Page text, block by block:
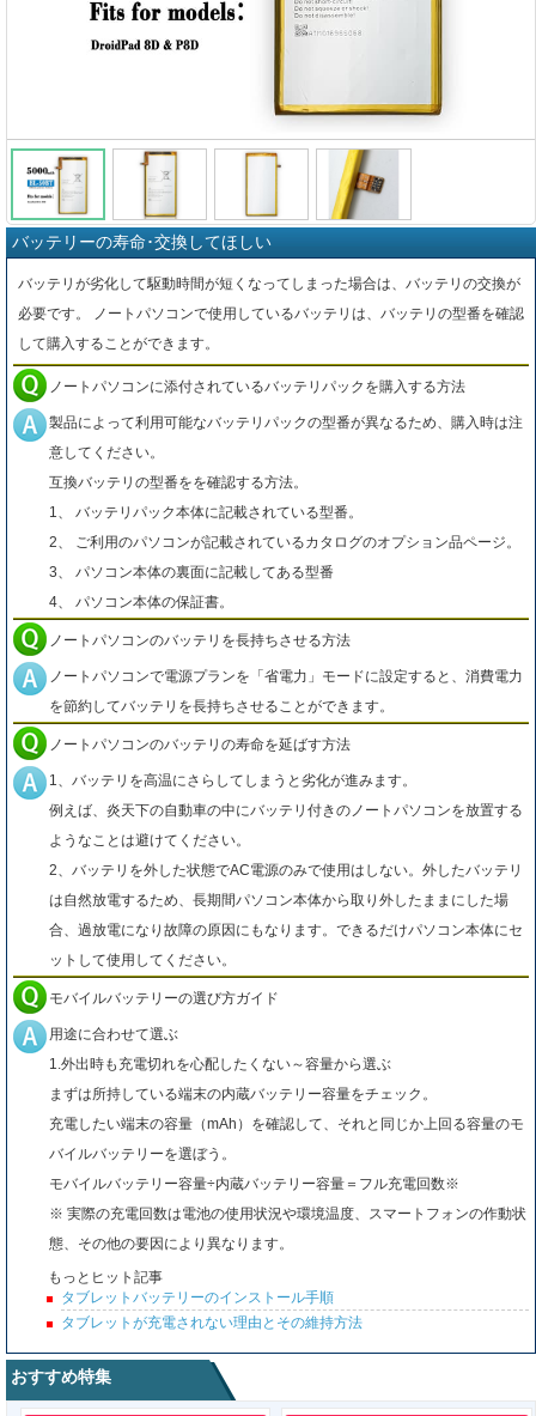
バッテリーの寿命･交換してほしい
バッテリが劣化して駆動時間が短くなってしまった場合は、バッテリの交換が
必要です。 ノートパソコンで使用しているバッテリは、バッテリの型番を確認
して購入することができます。
ノートパソコンに添付されているバッテリパックを購入する方法
製品によって利用可能なバッテリパックの型番が異なるため、購入時は注
意してください。
互換バッテリの型番をを確認する方法。
1、 バッテリパック本体に記載されている型番。
2、 ご利用のパソコンが記載されているカタログのオプション品ページ。
3、 パソコン本体の裏面に記載してある型番
4、 パソコン本体の保証書。
ノートパソコンのバッテリを長持ちさせる方法
ノートパソコンで電源プランを「省電力」モードに設定すると、消費電力
を節約してバッテリを長持ちさせることができます。
ノートパソコンのバッテリの寿命を延ばす方法
1、バッテリを高温にさらしてしまうと劣化が進みます。
例えば、炎天下の自動車の中にバッテリ付きのノートパソコンを放置する
ようなことは避けてください。
2、バッテリを外した状態でAC電源のみで使用はしない。外したバッテリ
は自然放電するため、長期間パソコン本体から取り外したままにした場
合、過放電になり故障の原因にもなります。できるだけパソコン本体にセ
ットして使用してください。
モバイルバッテリーの選び方ガイド
用途に合わせて選ぶ
1.外出時も充電切れを心配したくない～容量から選ぶ
まずは所持している端末の内蔵バッテリー容量をチェック。
充電したい端末の容量（mAh）を確認して、それと同じか上回る容量のモ
バイルバッテリーを選ぼう。
モバイルバッテリー容量÷内蔵バッテリー容量＝フル充電回数※
※ 実際の充電回数は電池の使用状況や環境温度、スマートフォンの作動状
態、その他の要因により異なります。
もっとヒット記事
タブレットバッテリーのインストール手順
タブレットが充電されない理由とその維持方法
おすすめ特集